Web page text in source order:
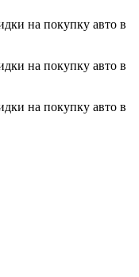
на покупку авто в
на покупку авто в
на покупку авто в